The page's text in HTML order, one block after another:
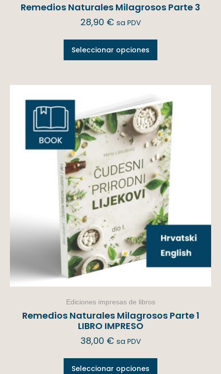
Remedios Naturales Milagrosos Parte 3
28,90 € sa PDV
Seleccionar opciones
Ediciones impresas de libros
Remedios Naturales Milagrosos Parte 1
LIBRO IMPRESO
38,00 € sa PDV
Seleccionar opciones